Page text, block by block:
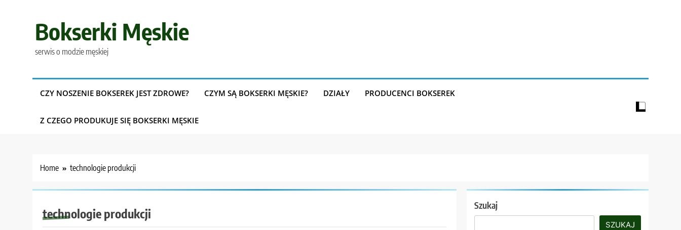
Bokserki Męskie
serwis o modzie męskiej
CZY NOSZENIE BOKSEREK JEST ZDROWE? CZYM SĄ BOKSERKI MĘSKIE? DZIAŁY PRODUCENCI BOKSEREK
Z CZEGO PRODUKUJE SIĘ BOKSERKI MĘSKIE
Home technologie produkcji
technologie produkcji
Szukaj
SZUKAJ